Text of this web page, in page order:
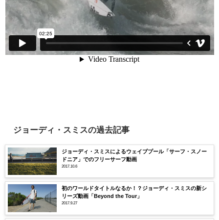
ジョーディ・スミスの過去記事
ジョーディ・スミスによるウェイブプール「サーフ・スノー
ドニア」でのフリーサーフ動画
2017.10.6
初のワールドタイトルなるか！？ジョーディ・スミスの新シ
リーズ動画「Beyond the Tour」
2017.9.27